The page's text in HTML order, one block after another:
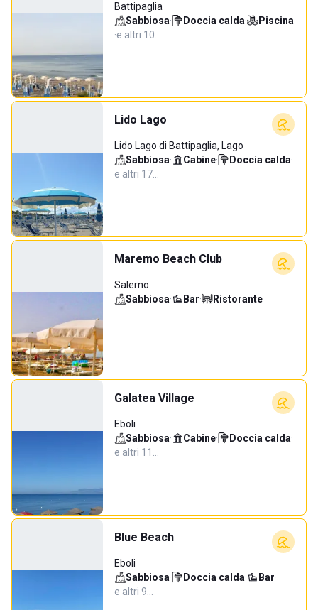
Battipaglia
Sabbiosa· Doccia calda·
Piscina
·e altri 10…
Lido Lago
Lido Lago di Battipaglia, Lago
Sabbiosa· Cabine· Doccia calda·
e altri 17…
Maremo Beach Club
Salerno
Sabbiosa· Bar· Ristorante
Galatea Village
Eboli
Sabbiosa· Cabine· Doccia calda·
e altri 11…
Blue Beach
Eboli
Sabbiosa· Doccia calda· Bar·
e altri 9…